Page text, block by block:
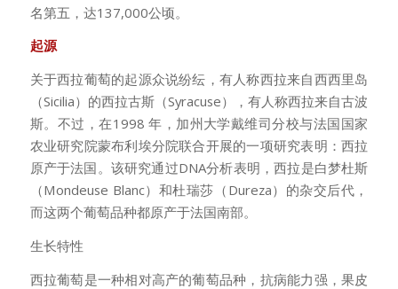
名第五，达137,000公顷。
起源
关于西拉葡萄的起源众说纷纭，有人称西拉来自西西里岛
（Sicilia）的西拉古斯（Syracuse），有人称西拉来自古波
斯。不过，在1998 年，加州大学戴维司分校与法国国家
农业研究院蒙布利埃分院联合开展的一项研究表明：西拉
原产于法国。该研究通过DNA分析表明，西拉是白梦杜斯
（Mondeuse Blanc）和杜瑞莎（Dureza）的杂交后代，
而这两个葡萄品种都原产于法国南部。
生长特性
西拉葡萄是一种相对高产的葡萄品种，抗病能力强，果皮